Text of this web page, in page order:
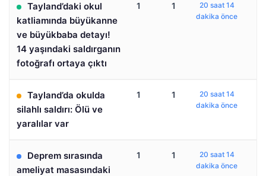
Tayland’daki okul
katliamında büyükanne
ve büyükbaba detayı!
14 yaşındaki saldırganın
fotoğrafı ortaya çıktı
1 1
20 saat 14
dakika önce
Tayland’da okulda
silahlı saldırı: Ölü ve
yaralılar var
1 1
20 saat 14
dakika önce
Deprem sırasında
ameliyat masasındaki
1 1
20 saat 14
dakika önce